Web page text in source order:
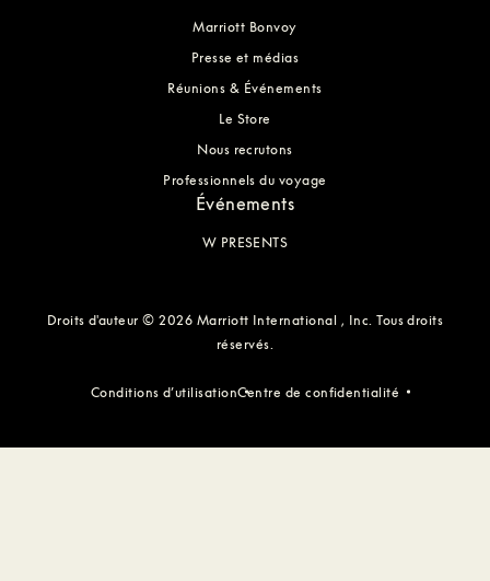
Marriott Bonvoy
Presse et médias
Réunions & Événements
Le Store
Nous recrutons
Professionnels du voyage
Événements
W PRESENTS
Droits d'auteur © 2026 Marriott International , Inc. Tous droits
réservés.
Conditions d’utilisationCentre de confidentialité